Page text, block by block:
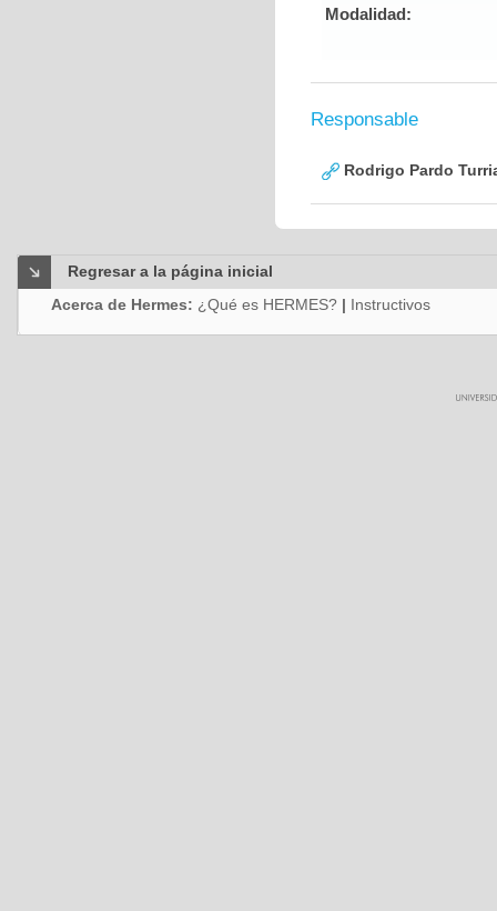
Modalidad:
Responsable
Rodrigo Pardo
Regresar a la página inicial
Acerca de Hermes: ¿Qué es HERMES? | Instructivos